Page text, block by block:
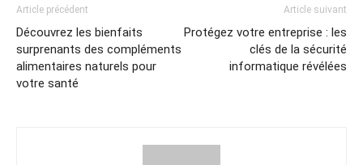
Article précédent
Découvrez les bienfaits
surprenants des compléments
alimentaires naturels pour
votre santé
Article suivant
Protégez votre entreprise : les
clés de la sécurité
informatique révélées